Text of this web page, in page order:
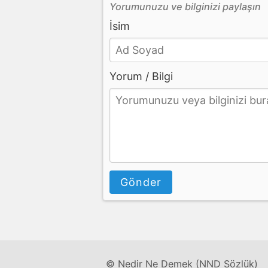
Yorumunuzu ve bilginizi paylaşın
İsim
Yorum / Bilgi
Gönder
© Nedir Ne Demek (NND Sözlük)